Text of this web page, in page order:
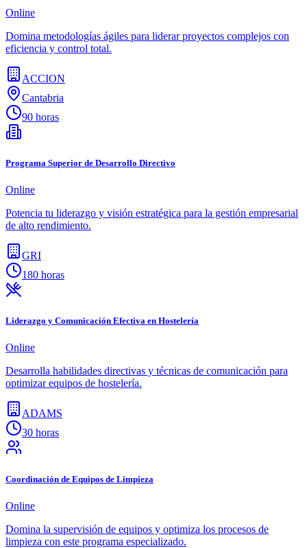
Online
Domina metodologías ágiles para liderar proyectos complejos con
eficiencia y control total.
ACCION
Cantabria
90 horas
Programa Superior de Desarrollo Directivo
Online
Potencia tu liderazgo y visión estratégica para la gestión empresarial
de alto rendimiento.
GRI
180 horas
Liderazgo y Comunicación Efectiva en Hostelería
Online
Desarrolla habilidades directivas y técnicas de comunicación para
optimizar equipos de hostelería.
ADAMS
30 horas
Coordinación de Equipos de Limpieza
Online
Domina la supervisión de equipos y optimiza los procesos de
limpieza con este programa especializado.